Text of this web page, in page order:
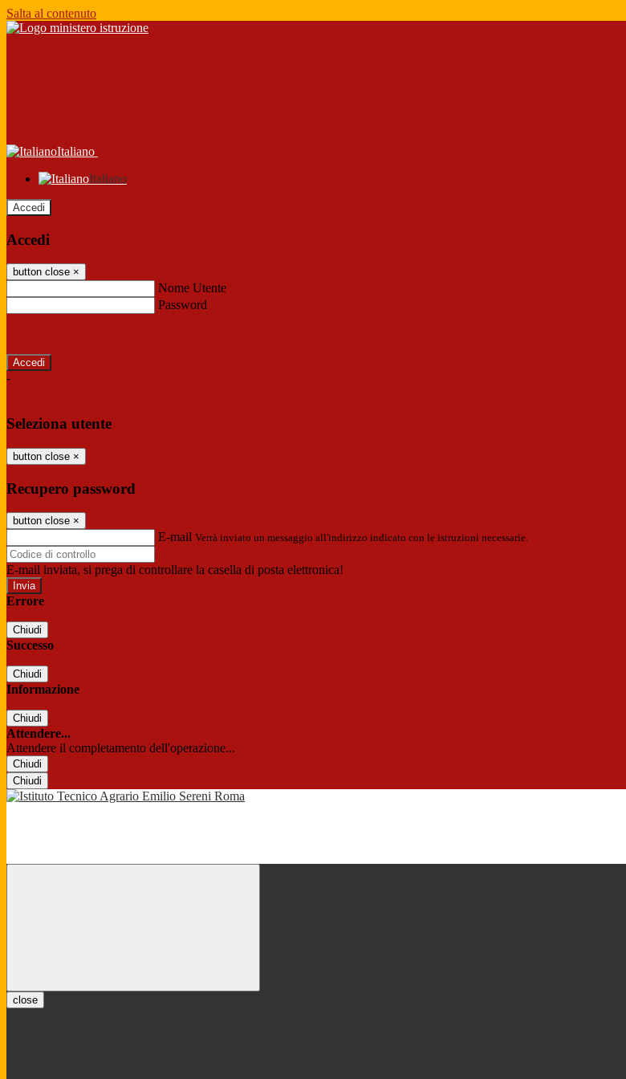
Salta al contenuto
Italiano
Italiano
Accedi
Accedi
button close ×
Nome Utente
Password
-
Seleziona utente
button close ×
Recupero password
button close ×
E-mail Verrà inviato un messaggio all'indirizzo indicato con le istruzioni necessarie.
E-mail inviata, si prega di controllare la casella di posta elettronica!
Errore
Chiudi
Successo
Chiudi
Informazione
Chiudi
Attendere...
Attendere il completamento dell'operazione...
Chiudi
Chiudi
close